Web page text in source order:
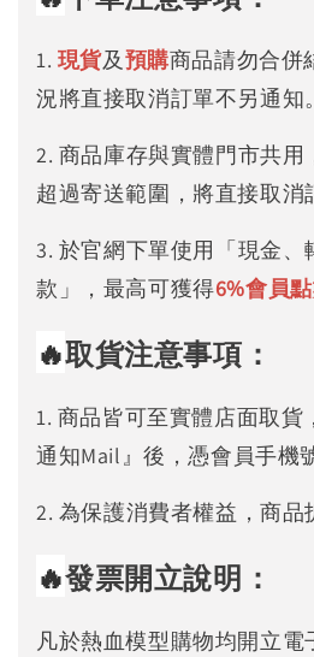
1. 現貨及預購商品請勿合併
況將直接取消訂單不另通知。
2. 商品庫存與實體門市共
超過寄送範圍，將直接取消
3. 於官網下單使用「現金
款」，最高可獲得6%會員
🔥取貨注意事項：
1. 商品皆可至實體店面取
通知Mail』後，憑會員手機
2. 為保護消費者權益，商品
🔥發票開立說明：
凡於熱血模型購物均開立電